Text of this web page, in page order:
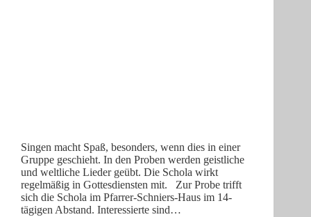
Singen macht Spaß, besonders, wenn dies in einer
Gruppe geschieht. In den Proben werden geistliche
und weltliche Lieder geübt. Die Schola wirkt
regelmäßig in Gottesdiensten mit. Zur Probe trifft
sich die Schola im Pfarrer-Schniers-Haus im 14-
tägigen Abstand. Interessierte sind…